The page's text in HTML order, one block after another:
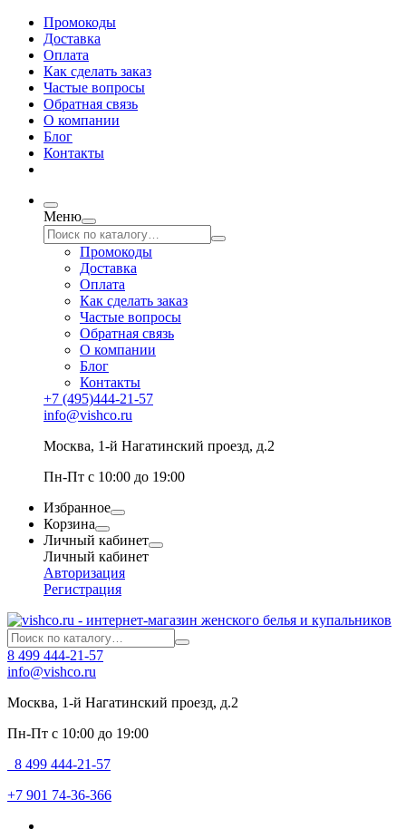
Промокоды
Доставка
Оплата
Как сделать заказ
Частые вопросы
Обратная связь
О компании
Блог
Контакты
Меню
Промокоды
Доставка
Оплата
Как сделать заказ
Частые вопросы
Обратная связь
О компании
Блог
Контакты
+7 (495)444-21-57
info@vishco.ru
Москва, 1-й Нагатинский проезд, д.2
Пн-Пт с 10:00 до 19:00
Избранное
Корзина
Личный кабинет
Личный кабинет
Авторизация
Регистрация
8 499 444-21-57
info@vishco.ru
Москва, 1-й Нагатинский проезд, д.2
Пн-Пт с 10:00 до 19:00
8 499 444-21-57
+7 901 74-36-366